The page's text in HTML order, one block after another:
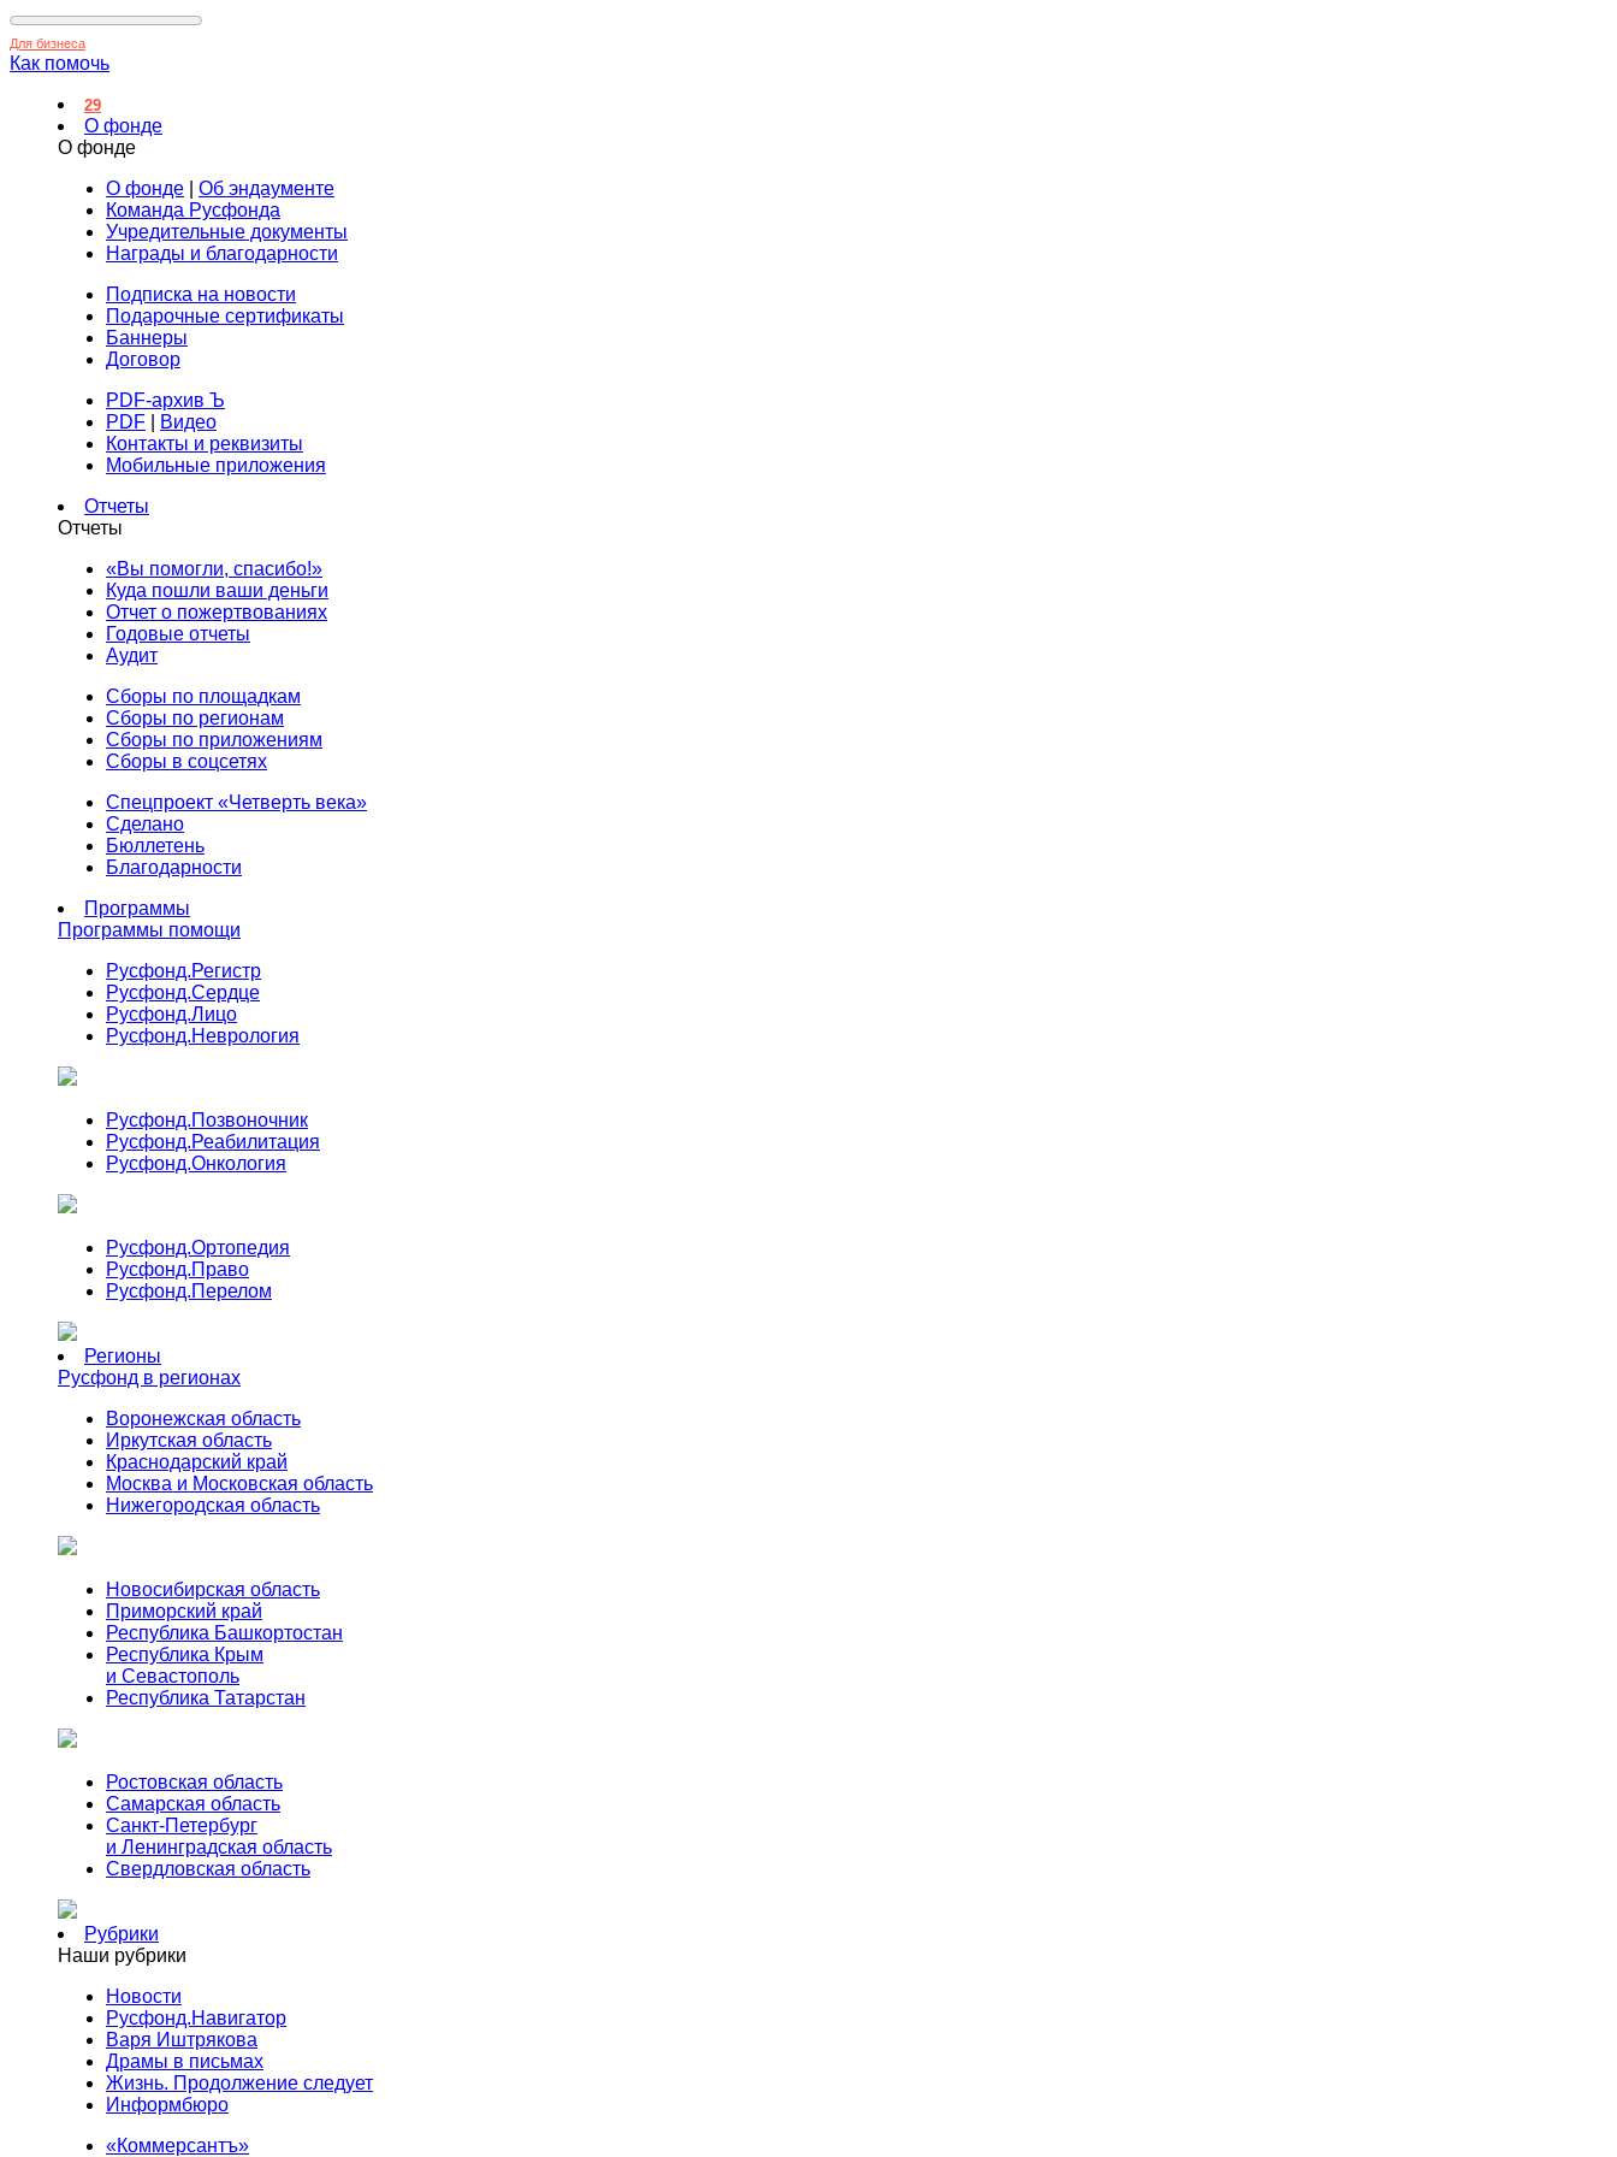
Для бизнеса
Как помочь
29
О фонде
О фонде
О фонде
Об эндаументе
Команда Русфонда
Учредительные документы
Награды и благодарности
Подписка на новости
Подарочные сертификаты
Баннеры
Договор
PDF-архив Ъ
PDF
Видео
Контакты и реквизиты
Мобильные приложения
Отчеты
Отчеты
«Вы помогли, спасибо!»
Куда пошли ваши деньги
Отчет о пожертвованиях
Годовые отчеты
Аудит
Сборы по площадкам
Сборы по регионам
Сборы по приложениям
Сборы в соцсетях
Спецпроект «Четверть века»
Сделано
Бюллетень
Благодарности
Программы
Программы помощи
Русфонд.Регистр
Русфонд.Сердце
Русфонд.Лицо
Русфонд.Неврология
Русфонд.Позвоночник
Русфонд.Реабилитация
Русфонд.Онкология
Русфонд.Ортопедия
Русфонд.Право
Русфонд.Перелом
Регионы
Русфонд в регионах
Воронежская область
Иркутская область
Краснодарский край
Москва и Московская область
Нижегородская область
Новосибирская область
Приморский край
Республика Башкортостан
Республика Крым
и Севастополь
Республика Татарстан
Ростовская область
Самарская область
Санкт-Петербург
и Ленинградская область
Свердловская область
Рубрики
Наши рубрики
Новости
Русфонд.Навигатор
Варя Иштрякова
Драмы в письмах
Жизнь. Продолжение следует
Информбюро
«Коммерсантъ»